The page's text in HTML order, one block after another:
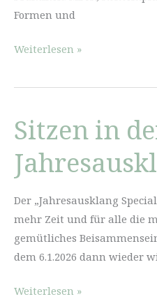
Formen und
Sitzen
der
Weiterlesen »
Sitzen in
Der „Jahresausklang
mehr Zeit und für alle die
gemütliches
dem 6.1.2026 dann wieder
Sitzen
Weiterlesen »